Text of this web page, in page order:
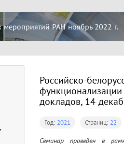
РАН ноябрь 2022 г.
Российско-
докладов, 14
Год: 2021 Страниц: 22
Семинар проведен в